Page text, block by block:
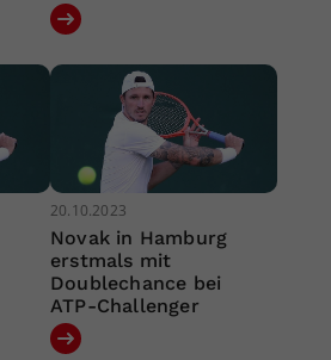
20.10.2023
Novak in Hamburg
erstmals mit
Doublechance bei
ATP-Challenger